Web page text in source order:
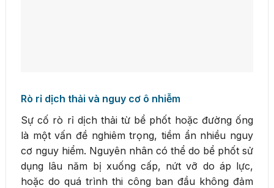
Rò rỉ dịch thải và nguy cơ ô nhiễm
Sự cố rò rỉ dịch thải từ bể phốt hoặc đường ống
là một vấn đề nghiêm trọng, tiềm ẩn nhiều nguy
cơ nguy hiểm. Nguyên nhân có thể do bể phốt sử
dụng lâu năm bị xuống cấp, nứt vỡ do áp lực,
hoặc do quá trình thi công ban đầu không đảm